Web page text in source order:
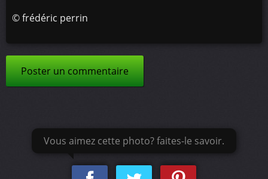
©frédéric perrin
Poster un commentaire
Vous aimez cette photo? faites-le savoir.